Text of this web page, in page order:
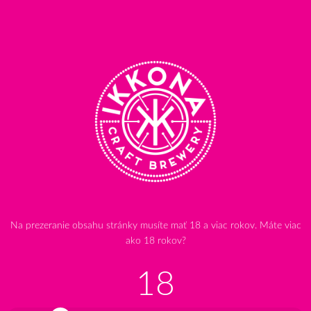
Na prezeranie obsahu stránky musíte mať 18 a viac rokov. Máte viac
ako 18 rokov?
18
No posts were found.